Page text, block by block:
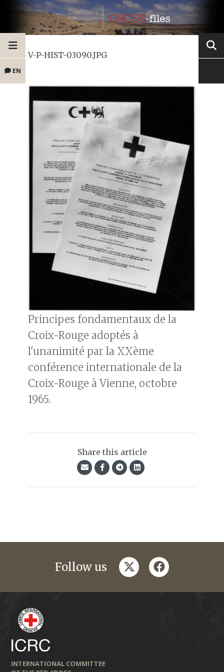
EN
V-P-HIST-03090.JPG
Principes fondamentaux de la
Croix-Rouge adoptés à
l'unanimité par la XXème
conférence internationale de la
Croix-Rouge à Vienne, octobre
1965.
Share this article
Follow us twitterfacebook
INTERNATIONAL COMMITTEE